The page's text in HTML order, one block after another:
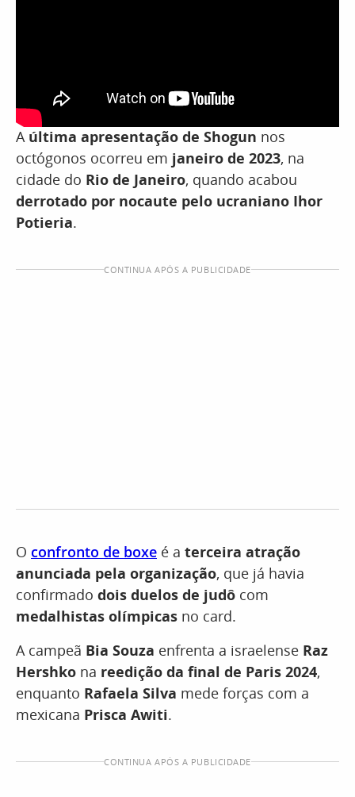
A última apresentação de Shogun nos
octógonos ocorreu em janeiro de 2023, na
cidade do Rio de Janeiro, quando acabou
derrotado por nocaute pelo ucraniano Ihor
Potieria.
CONTINUA APÓS A PUBLICIDADE
O confronto de boxe é a terceira atração
anunciada pela organização, que já havia
confirmado dois duelos de judô com
medalhistas olímpicas no card.
A campeã Bia Souza enfrenta a israelense Raz
Hershko na reedição da final de Paris 2024,
enquanto Rafaela Silva mede forças com a
mexicana Prisca Awiti.
CONTINUA APÓS A PUBLICIDADE